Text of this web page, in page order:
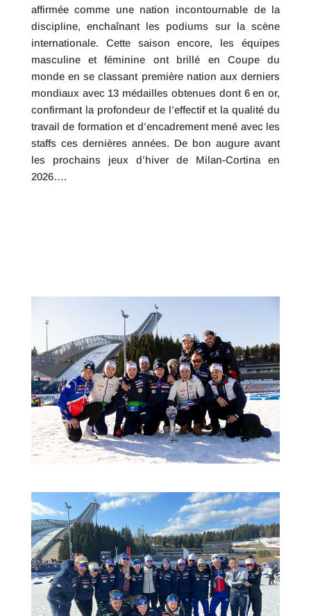
affirmée comme une nation incontournable de la
discipline, enchaînant les podiums sur la scène
internationale. Cette saison encore, les équipes
masculine et féminine ont brillé en Coupe du
monde en se classant première nation aux derniers
mondiaux avec 13 médailles obtenues dont 6 en or,
confirmant la profondeur de l’effectif et la qualité du
travail de formation et d’encadrement mené avec les
staffs ces dernières années. De bon augure avant
les prochains jeux d’hiver de Milan-Cortina en
2026….